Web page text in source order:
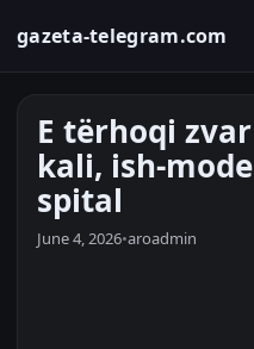
gazeta-telegram.com
E tërhoqi
kali, ish-
spital
June 4, 2026•aroadmin